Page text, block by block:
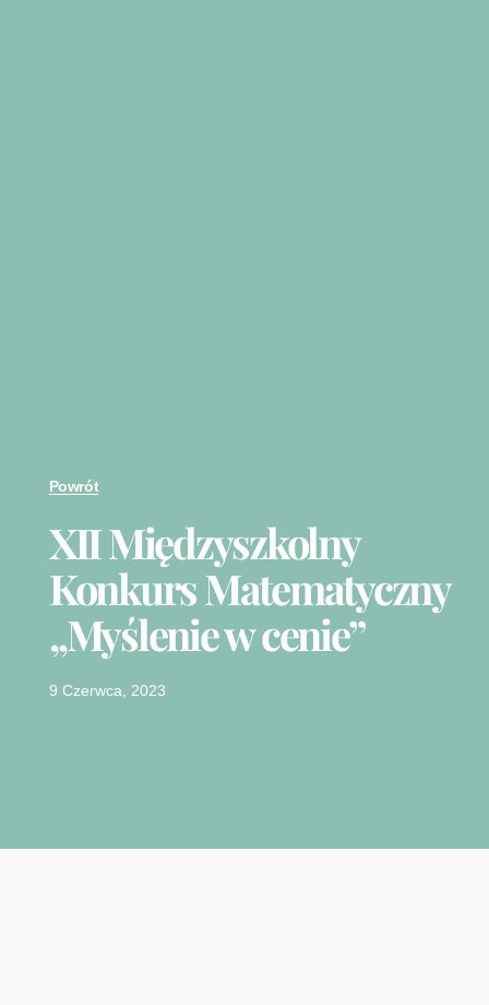
Powrót
XII Międzyszkolny
Konkurs Matematyczny
„Myślenie w cenie”
9 Czerwca, 2023